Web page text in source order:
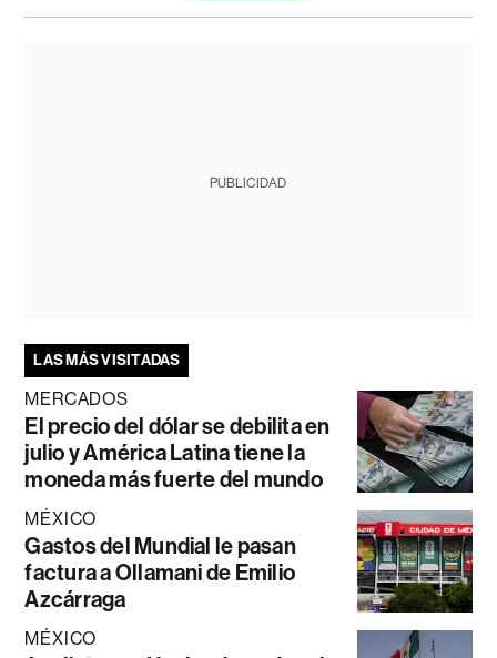
PUBLICIDAD
LAS MÁS VISITADAS
MERCADOS
El precio del dólar se debilita en
julio y América Latina tiene la
moneda más fuerte del mundo
MÉXICO
Gastos del Mundial le pasan
factura a Ollamani de Emilio
Azcárraga
MÉXICO